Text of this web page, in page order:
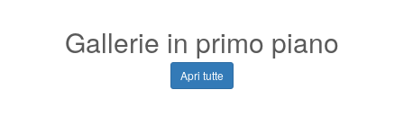
Gallerie in primo piano
Apri tutte